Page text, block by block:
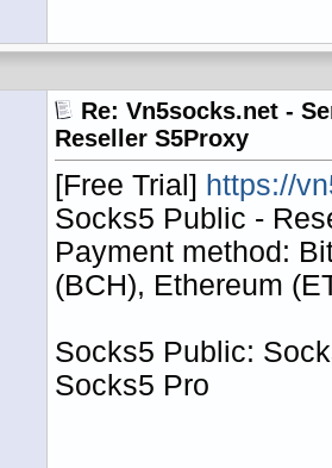
Re: Vn5socks.net -
Reseller S5Proxy
[Free Trial] https://
Socks5 Public -
Payment method:
(BCH), Ethereum
Socks5 Public:
Socks5 Pro